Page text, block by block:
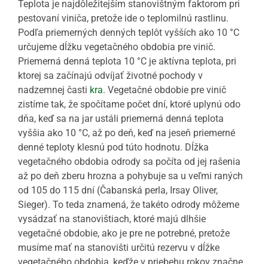
Teplota je najdôležitejším stanovištným faktorom pri
pestovaní viniča, pretože ide o teplomilnú rastlinu.
Podľa priemerných denných teplôt vyšších ako 10 °C
určujeme dĺžku vegetačného obdobia pre vinič.
Priemerná denná teplota 10 °C je aktívna teplota, pri
ktorej sa začínajú odvíjať životné pochody v
nadzemnej časti kra. Vegetačné obdobie pre vinič
zistíme tak, že spočítame počet dní, ktoré uplynú odo
dňa, keď sa na jar ustáli priemerná denná teplota
vyššia ako 10 °C, až po deň, keď na jeseň priemerné
denné teploty klesnú pod túto hodnotu. Dĺžka
vegetačného obdobia odrody sa počíta od jej rašenia
až po deň zberu hrozna a pohybuje sa u veľmi raných
od 105 do 115 dní (Čabanská perla, Irsay Oliver,
Sieger). To teda znamená, že takéto odrody môžeme
vysádzať na stanovištiach, ktoré majú dlhšie
vegetačné obdobie, ako je pre ne potrebné, pretože
musíme mať na stanovišti určitú rezervu v dĺžke